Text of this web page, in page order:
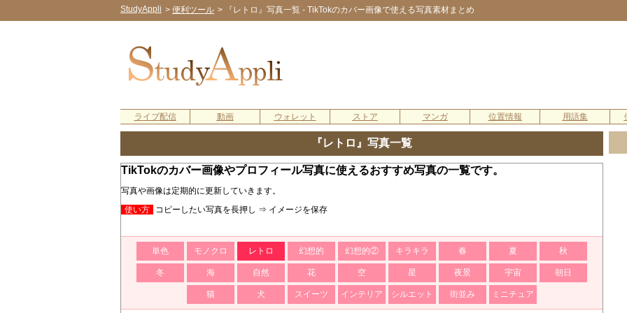
StudyAppli > 便利ツール > 『レトロ』写真一覧 - TikTokのカバー画像で使える写真素材まとめ
ライブ配信 動画 ウォレット ストア マンガ 位置情報 用語集
『レトロ』写真一覧
TikTokのカバー画像やプロフィール写真に使えるおすすめ写真の一覧です。
写真や画像は定期的に更新していきます。
使い方
コピーしたい写真を長押し ⇒ イメージを保存
単色 モノクロ レトロ 幻想的 幻想的② キラキラ 春 夏 秋
冬 海 自然 花 空 星 夜景 宇宙 朝日
猫 犬 スイーツ インテリア シルエット 街並み ミニチュア